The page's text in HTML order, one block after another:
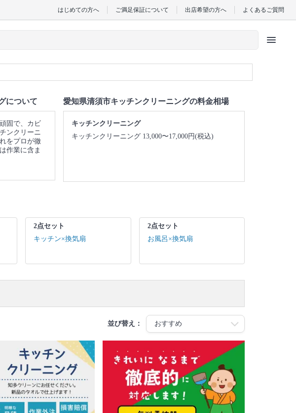
はじめての方へ ご満足保証について 出店希望の方へ よくあるご質問
menu
について
固で、カビ
ンクリーニ
をプロが徹
作業に含ま
ングの作業
愛知県清須市キッチンクリーニングの料金相場
キッチンクリーニング
キッチンクリーニング 13,000〜17,000円(税込)
2点セット
キッチン×換気扇
2点セット
お風呂×換気扇
並び替え：